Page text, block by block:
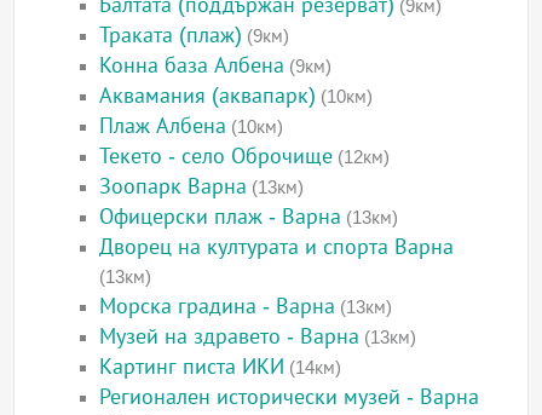
Балтата (поддържан резерват) (9км)
Траката (плаж) (9км)
Конна база Албена (9км)
Аквамания (аквапарк) (10км)
Плаж Албена (10км)
Текето - село Оброчище (12км)
Зоопарк Варна (13км)
Офицерски плаж - Варна (13км)
Дворец на културата и спорта Варна
(13км)
Морска градина - Варна (13км)
Музей на здравето - Варна (13км)
Картинг писта ИКИ (14км)
Регионален исторически музей - Варна